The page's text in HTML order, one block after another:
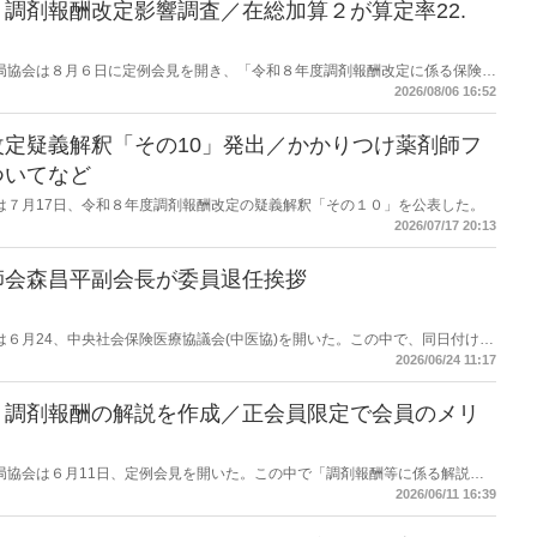
剤報酬改定影響調査／在総加算２が算定率22.
会は８月６日に定例会見を開き、「令和８年度調剤報酬改定に係る保険薬
。在宅分野では、在宅薬学総合体制加算2の算定率が22.1％から3.3％へ大
2026/08/06 16:52
疑義解釈「その10」発出／かかりつけ薬剤師フ
てなど
月17日、令和８年度調剤報酬改定の疑義解釈「その１０」を公表した。
2026/07/17 20:13
森昌平副会長が委員退任挨拶
月24、中央社会保険医療協議会(中医協)を開いた。この中で、同日付けで
2026/06/24 11:17
剤報酬の解説を作成／正会員限定で会員のメリ
会は６月11日、定例会見を開いた。この中で「調剤報酬等に係る解説」
限定への提供とすることで、協会会員のメリットも訴求したい考え。
2026/06/11 16:39